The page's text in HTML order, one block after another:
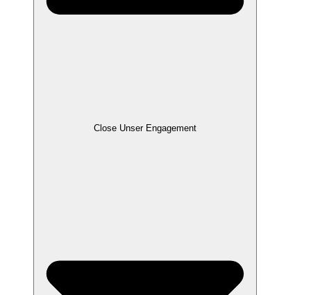
Close Unser Engagement